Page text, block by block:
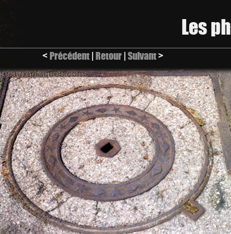
Les
<Précédent|Retour|Suivant>